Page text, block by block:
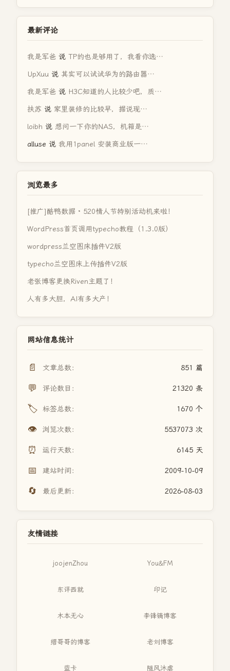
最新评论
我是军爸 说 TP的也是够用了，我看你选…
UpXuu 说 其实可以试试华为的路由器…
我是军爸 说 H3C知道的人比较少吧，质…
扶苏 说 家里装修的比较早，据说现…
loibh 说 想问一下你的NAS，机箱是…
alluse 说 我用1panel 安装商业版一…
浏览最多
[推广]酷鸭数据 · 520情人节特别活动机来啦！
WordPress首页调用typecho教程（1.3.0版）
wordpress兰空图床插件V2版
typecho兰空图床上传插件V2版
老张博客更换Riven主题了！
人有多大胆，AI有多大产！
网站信息统计
📄 文章总数： 851 篇
💬 评论数目： 21320 条
🏷️ 标签总数： 1670 个
👁️ 浏览次数： 5537073 次
⏰ 运行天数： 6145 天
📅 建站时间： 2009-10-09
🔄 最后更新： 2026-08-03
友情链接
joojenZhou You&FM
东评西就 印记
木本无心 李锋镝博客
缙哥哥的博客 老刘博客
蓝卡 随风沐虐